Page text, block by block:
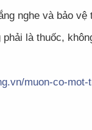
nghe và bảo
là thuốc,
muon-co-